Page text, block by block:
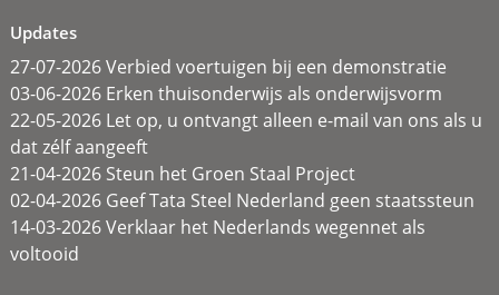
Updates
27-07-2026 Verbied voertuigen bij een demonstratie
03-06-2026 Erken thuisonderwijs als onderwijsvorm
22-05-2026 Let op, u ontvangt alleen e-mail van ons als u
dat zélf aangeeft
21-04-2026 Steun het Groen Staal Project
02-04-2026 Geef Tata Steel Nederland geen staatssteun
14-03-2026 Verklaar het Nederlands wegennet als
voltooid